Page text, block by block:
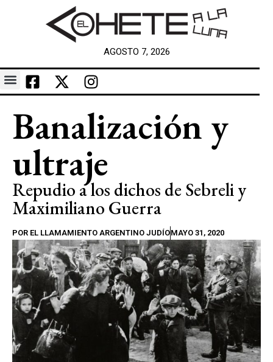
AGOSTO 7, 2026
Banalización y
ultraje
Repudio a los dichos de Sebreli y
Maximiliano Guerra
POR EL LLAMAMIENTO ARGENTINO JUDÍOMAYO 31, 2020